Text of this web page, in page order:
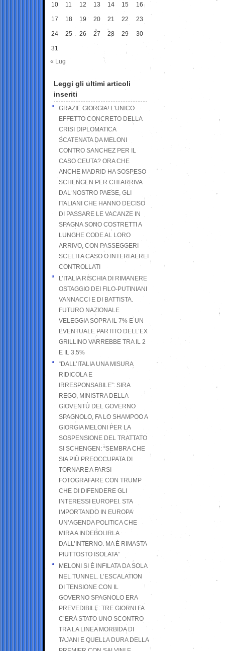
10 11 12 13 14 15 16
17 18 19 20 21 22 23
24 25 26 27 28 29 30
31
« Lug
Leggi gli ultimi articoli
inseriti
GRAZIE GIORGIA! L’UNICO
EFFETTO CONCRETO DELLA
CRISI DIPLOMATICA
SCATENATA DA MELONI
CONTRO SANCHEZ PER IL
CASO CEUTA? ORA CHE
ANCHE MADRID HA SOSPESO
SCHENGEN PER CHI ARRIVA
DAL NOSTRO PAESE, GLI
ITALIANI CHE HANNO DECISO
DI PASSARE LE VACANZE IN
SPAGNA SONO COSTRETTI A
LUNGHE CODE AL LORO
ARRIVO, CON PASSEGGERI
SCELTI A CASO O INTERI AEREI
CONTROLLATI
L’ITALIA RISCHIA DI RIMANERE
OSTAGGIO DEI FILO-PUTINIANI
VANNACCI E DI BATTISTA.
FUTURO NAZIONALE
VELEGGIA SOPRA IL 7% E UN
EVENTUALE PARTITO DELL’EX
GRILLINO VARREBBE TRA IL 2
E IL 3.5%
“DALL’ITALIA UNA MISURA
RIDICOLA E
IRRESPONSABILE”: SIRA
REGO, MINISTRA DELLA
GIOVENTÙ DEL GOVERNO
SPAGNOLO, FA LO SHAMPOO A
GIORGIA MELONI PER LA
SOSPENSIONE DEL TRATTATO
SI SCHENGEN: “SEMBRA CHE
SIA PIÙ PREOCCUPATA DI
TORNARE A FARSI
FOTOGRAFARE CON TRUMP
CHE DI DIFENDERE GLI
INTERESSI EUROPEI. STA
IMPORTANDO IN EUROPA
UN’AGENDA POLITICA CHE
MIRA A INDEBOLIRLA
DALL’INTERNO. MA È RIMASTA
PIUTTOSTO ISOLATA”
MELONI SI È INFILATA DA SOLA
NEL TUNNEL. L’ESCALATION
DI TENSIONE CON IL
GOVERNO SPAGNOLO ERA
PREVEDIBILE: TRE GIORNI FA
C’ERA STATO UNO SCONTRO
TRA LA LINEA MORBIDA DI
TAJANI E QUELLA DURA DELLA